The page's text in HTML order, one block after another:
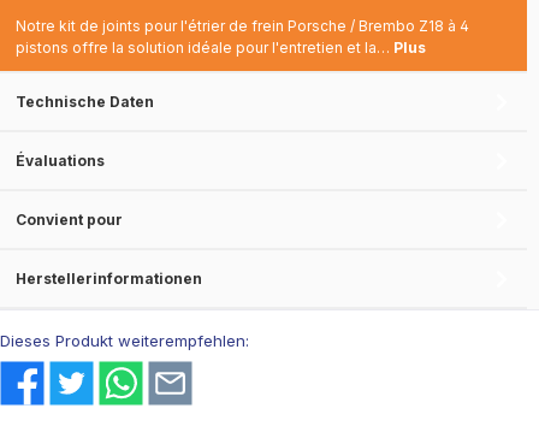
Notre kit de joints pour l'étrier de frein Porsche / Brembo Z18 à 4
pistons offre la solution idéale pour l'entretien et la… Plus
Technische Daten
Évaluations
Convient pour
Herstellerinformationen
Dieses Produkt weiterempfehlen: